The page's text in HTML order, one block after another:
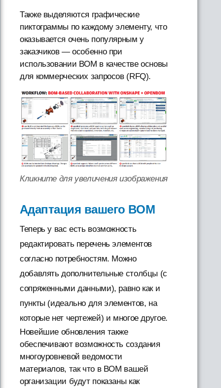
Также выделяются графические
пиктограммы по каждому элементу, что
оказывается очень популярным у
заказчиков — особенно при
использовании BOM в качестве основы
для коммерческих запросов (RFQ).
Кликните для увеличения изображения
Адаптация вашего BOM
Теперь у вас есть возможность
редактировать перечень элементов
согласно потребностям. Можно
добавлять дополнительные столбцы (с
сопряженными данными), равно как и
пункты (идеально для элементов, на
которые нет чертежей) и многое другое.
Новейшие обновления также
обеспечивают возможность создания
многоуровневой ведомости
материалов, так что в BOM вашей
организации будут показаны как